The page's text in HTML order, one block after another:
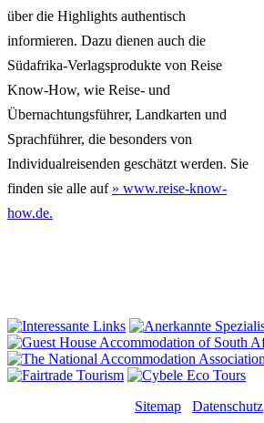
über die Highlights authentisch
informieren. Dazu dienen auch die
Südafrika-Verlagsprodukte von Reise
Know-How, wie Reise- und
Übernachtungsführer, Landkarten und
Sprachführer, die besonders von
Individualreisenden geschätzt werden. Sie
finden sie alle auf » www.reise-know-
how.de.
Sitemap Datenschutz